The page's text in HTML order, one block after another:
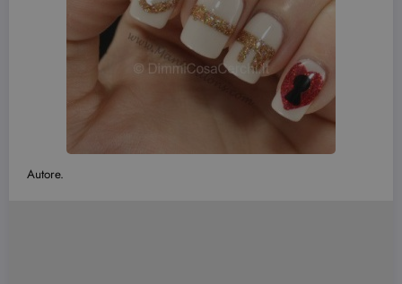
Autore.